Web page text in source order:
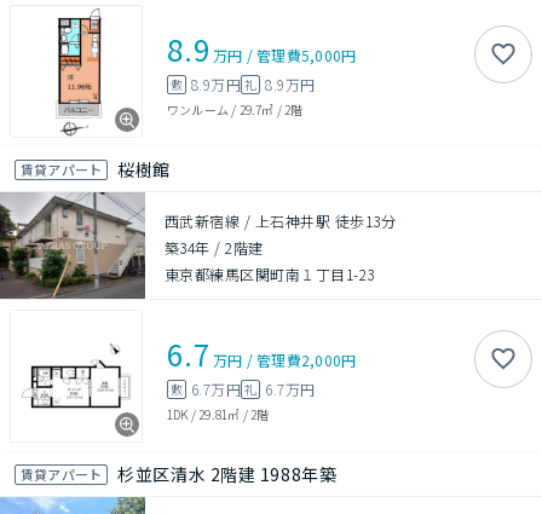
8.9 万円 /管理費5,000円
敷 8.9万円礼 8.9万円
ワンルーム / 29.7㎡ / 2階
賃貸アパート 桜樹館
西武新宿線 / 上石神井駅 徒歩13分
築34年 /2階建
東京都練馬区関町南１丁目1-23
6.7 万円 /管理費2,000円
敷 6.7万円礼 6.7万円
1DK / 29.81㎡ / 2階
賃貸アパート 杉並区清水 2階建 1988年築